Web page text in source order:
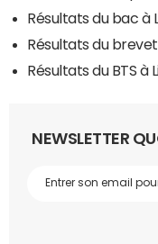
Résultats du bac à
Résultats du
Résultats du BTS à
NEWSLETTER